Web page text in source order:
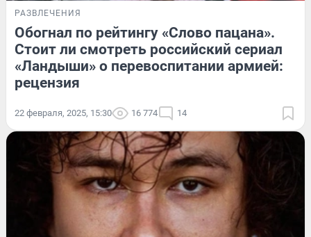
РАЗВЛЕЧЕНИЯ
Обогнал по рейтингу «Слово пацана».
Стоит ли смотреть российский сериал
«Ландыши» о перевоспитании армией:
рецензия
22 февраля, 2025, 15:30 16 774 14